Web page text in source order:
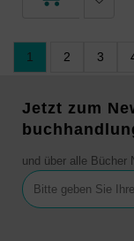
1 2 3
Jetzt zum
und über alle Bücher